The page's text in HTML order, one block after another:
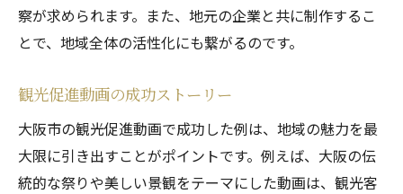
察が求められます。また、地元の企業と共に制作するこ
とで、地域全体の活性化にも繋がるのです。
観光促進動画の成功ストーリー
大阪市の観光促進動画で成功した例は、地域の魅力を最
大限に引き出すことがポイントです。例えば、大阪の伝
統的な祭りや美しい景観をテーマにした動画は、観光客